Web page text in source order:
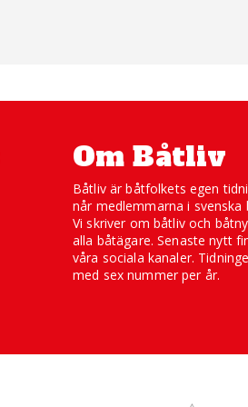
Om Båtliv
Båtliv är båtfolkets egen
når medlemmarna i svenska
Vi skriver om båtliv och
alla båtägare. Senaste nytt
våra sociala kanaler.
med sex nummer per år.